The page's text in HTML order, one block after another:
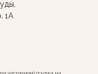
1А
частичном) ссылка на